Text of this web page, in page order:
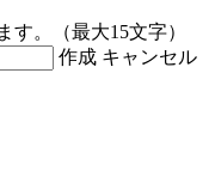
す。（最大15文字）
作成 キャンセル